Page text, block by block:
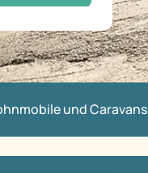
und Caravans